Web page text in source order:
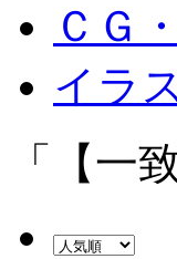
ＣＧ
イラ
「【一